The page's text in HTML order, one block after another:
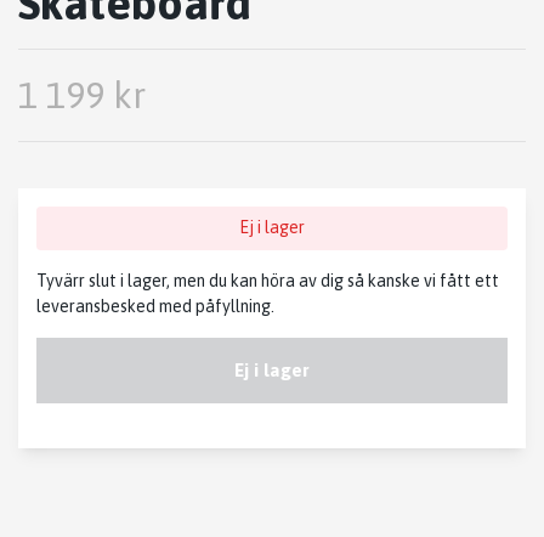
1 199 kr
Ej i lager
Tyvärr slut i lager, men du kan höra av dig så kanske vi fått ett
leveransbesked med påfyllning.
Ej i lager